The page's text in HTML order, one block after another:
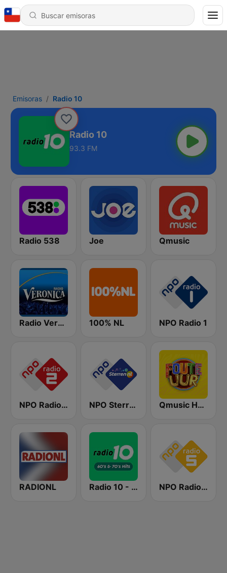
Emisoras Radio 10
Radio 10
93.3 FM
Radio 538 Joe Qmusic
Radio Veronica 100% NL NPO Radio 1
NPO Radio 2 NPO Sterren Qmusic Het Foute Uur
RADIONL Radio 10 - 60s & 70s Hits NPO Radio 5